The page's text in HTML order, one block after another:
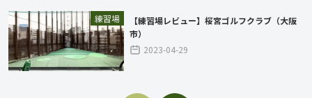
練習場
【練習場レビュー】桜宮ゴルフクラブ（大阪
市）
2023-04-29